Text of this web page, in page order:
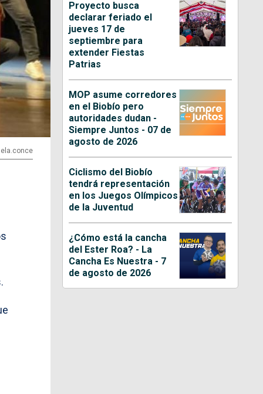
Proyecto busca
declarar feriado el
jueves 17 de
septiembre para
extender Fiestas
Patrias
MOP asume corredores
en el Biobío pero
autoridades dudan -
Siempre Juntos - 07 de
agosto de 2026
Ciclismo del Biobío
tendrá representación
en los Juegos Olímpicos
de la Juventud
¿Cómo está la cancha
del Ester Roa? - La
Cancha Es Nuestra - 7
de agosto de 2026